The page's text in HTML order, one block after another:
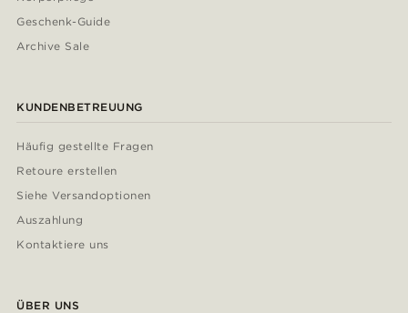
Geschenk-Guide
Archive Sale
KUNDENBETREUUNG
Häufig gestellte Fragen
Retoure erstellen
Siehe Versandoptionen
Auszahlung
Kontaktiere uns
ÜBER UNS